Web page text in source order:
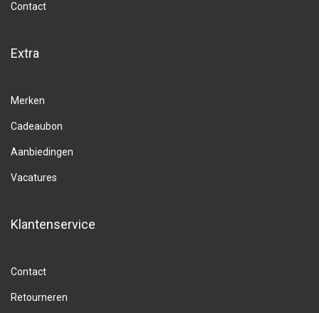
Contact
Extra
Merken
Cadeaubon
Aanbiedingen
Vacatures
Klantenservice
Contact
Retourneren